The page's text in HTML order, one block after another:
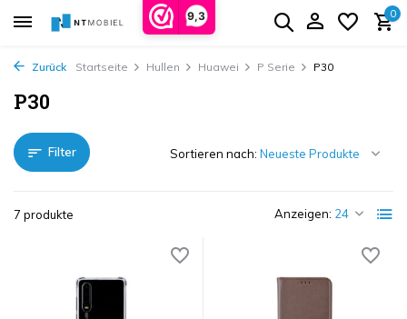
9,3 0
Zurück Startseite Hullen Huawei P Serie P30
P30
Filter
7 produkte Anzeigen:
Sortieren nach: